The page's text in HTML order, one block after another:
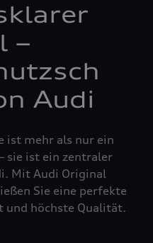
–
Audi
ist mehr als nur ein
sie ist ein zentraler
Mit Audi Original
Sie eine perfekte
und höchste Qualität.